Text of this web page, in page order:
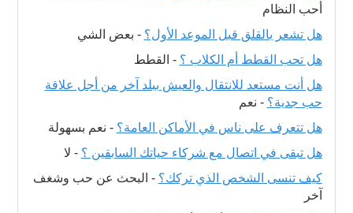
أحب النظام
هل تشعر بالقلق قبل الموعد الأول؟ - بعض الشي
هل تحب القطط أم الكلاب ؟ - القطط
هل أنت مستعد للانتقال والعيش ببلد آخر من أجل علاقة
حب جدية؟ - نعم
هل تتعرف على ناس في الأماكن العامة؟ - نعم بسهولة
هل تبقى في اتصال مع شركاء حياتك السابقين ؟ - لا
كيف تنسى الشخص الذي تركك؟ - البحث عن حب وشغف
آخر